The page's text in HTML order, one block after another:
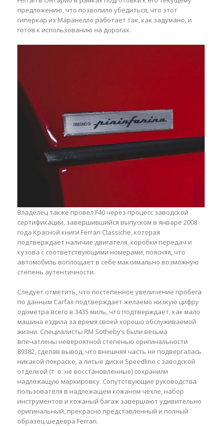
предложению, что позволило убедиться, что этот
гиперкар из Маранелло работает так, как задумано, и
готов к использованию на дорогах.
Владелец также провел F40 через процесс заводской
сертификации, завершившийся выпуском в январе 2008
года Красной книги Ferrari Classiche, которая
подтверждает наличие двигателя, коробки передач и
кузова с соответствующими номерами, поясняя, что
автомобиль воплощает в себе максимально возможную
степень аутентичности.
Следует отметить, что постепенное увеличение пробега
по данным Carfax подтверждает желаемо низкую цифру
одометра всего в 3435 миль, что подтверждает, как мало
машина ездила за время своей хорошо обслуживаемой
жизни. Специалисты RM Sotheby’s были весьма
впечатлены невероятной степенью оригинальности
89382, сделав вывод, что внешняя часть не подвергалась
никакой покраске, а литые диски Speedline с заводской
отделкой (т. е. не восстановленные) сохранили
надлежащую маркировку. Сопутствующие руководства
пользователя в надлежащем кожаном чехле, набор
инструментов и кожаный багаж завершают удивительно
оригинальный, прекрасно представленный и полный
образец шедевра Ferrari.